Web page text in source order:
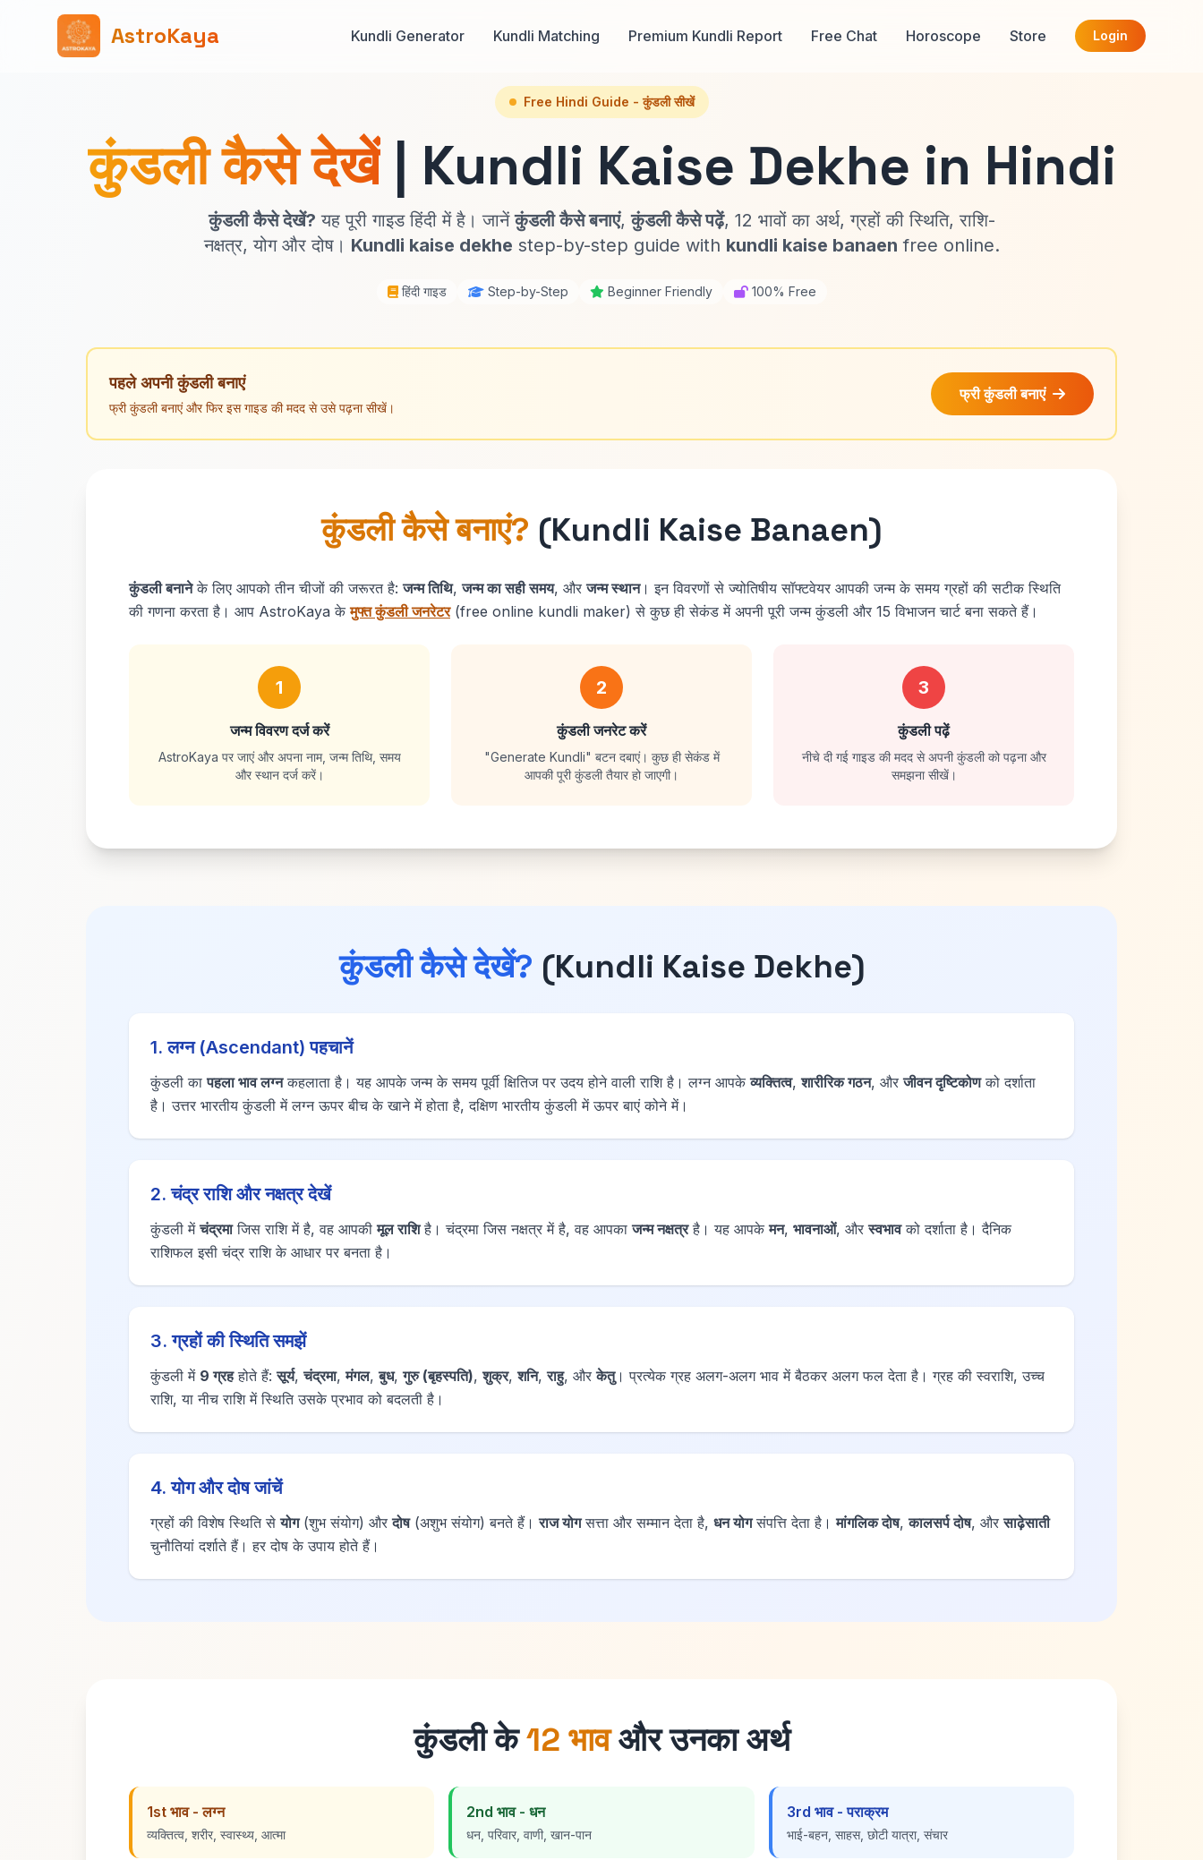
AstroKaya Kundli Generator Kundli Matching Premium Kundli Report Free Chat Horoscope Store Login
Free Hindi Guide - कुंडली सीखें
कुंडली कैसे देखें| Kundli Kaise Dekhe in Hindi
कुंडली कैसे देखें? यह पूरी गाइड हिंदी में है। जानेंकुंडली कैसे बनाएं,कुंडली कैसे पढ़ें, 12 भावों का अर्थ, ग्रहों की स्थिति, राशि-
नक्षत्र, योग और दोष। Kundli kaise dekhe step-by-step guide with kundli kaise banaen free online.
हिंदी गाइड Step-by-Step Beginner Friendly 100% Free
पहले अपनी कुंडली बनाएं
फ्री कुंडली बनाएं और फिर इस गाइड की मदद से उसे पढ़ना सीखें।
फ्री कुंडली बनाएं
कुंडली कैसे बनाएं? (Kundli Kaise Banaen)
कुंडली बनानेके लिए आपको तीन चीजों की जरूरत है:जन्म तिथि,जन्म का सही समय, औरजन्म स्थान। इन विवरणों से ज्योतिषीय सॉफ्टवेयर आपकी जन्म के समय ग्रहों की सटीक स्थिति
की गणना करता है। आप AstroKaya केमुफ्त कुंडली जनरेटर(free online kundli maker) से कुछ ही सेकंड में अपनी पूरी जन्म कुंडली और 15 विभाजन चार्ट बना सकते हैं।
1
जन्म विवरण दर्ज करें
AstroKaya पर जाएं और अपना नाम, जन्म तिथि, समय
और स्थान दर्ज करें।
2
कुंडली जनरेट करें
"Generate Kundli" बटन दबाएं। कुछ ही सेकंड में
आपकी पूरी कुंडली तैयार हो जाएगी।
3
कुंडली पढ़ें
नीचे दी गई गाइड की मदद से अपनी कुंडली को पढ़ना और
समझना सीखें।
कुंडली कैसे देखें? (Kundli Kaise Dekhe)
1. लग्न (Ascendant) पहचानें
कुंडली कापहला भाव लग्नकहलाता है। यह आपके जन्म के समय पूर्वी क्षितिज पर उदय होने वाली राशि है। लग्न आपकेव्यक्तित्व,शारीरिक गठन, औरजीवन दृष्टिकोणको दर्शाता
है। उत्तर भारतीय कुंडली में लग्न ऊपर बीच के खाने में होता है, दक्षिण भारतीय कुंडली में ऊपर बाएं कोने में।
2. चंद्र राशि और नक्षत्र देखें
कुंडली मेंचंद्रमाजिस राशि में है, वह आपकीमूल राशिहै। चंद्रमा जिस नक्षत्र में है, वह आपकाजन्म नक्षत्रहै। यह आपकेमन, भावनाओं, औरस्वभावको दर्शाता है। दैनिक
राशिफल इसी चंद्र राशि के आधार पर बनता है।
3. ग्रहों की स्थिति समझें
कुंडली में 9 ग्रहहोते हैं:सूर्य,चंद्रमा,मंगल,बुध,गुरु (बृहस्पति),शुक्र,शनि,राहु, औरकेतु। प्रत्येक ग्रह अलग-अलग भाव में बैठकर अलग फल देता है। ग्रह की स्वराशि, उच्च
राशि, या नीच राशि में स्थिति उसके प्रभाव को बदलती है।
4. योग और दोष जांचें
ग्रहों की विशेष स्थिति सेयोग(शुभ संयोग) औरदोष(अशुभ संयोग) बनते हैं।राज योगसत्ता और सम्मान देता है, धन योगसंपत्ति देता है।मांगलिक दोष,कालसर्प दोष, औरसाढ़ेसाती
चुनौतियां दर्शाते हैं। हर दोष के उपाय होते हैं।
कुंडली के12 भावऔर उनका अर्थ
1st भाव - लग्न
व्यक्तित्व, शरीर, स्वास्थ्य, आत्मा
2nd भाव - धन
धन, परिवार, वाणी, खान-पान
3rd भाव - पराक्रम
भाई-बहन, साहस, छोटी यात्रा, संचार